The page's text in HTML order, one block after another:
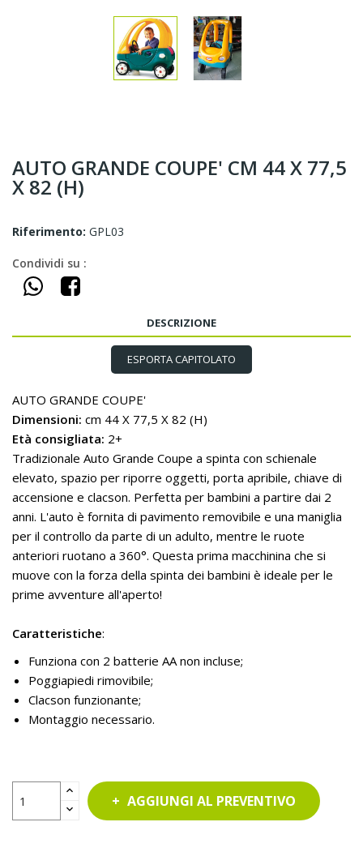
AUTO GRANDE COUPE' CM 44 X 77,5
X 82 (H)
Riferimento: GPL03
Condividi su :
DESCRIZIONE
ESPORTA CAPITOLATO
AUTO GRANDE COUPE'
Dimensioni: cm 44 X 77,5 X 82 (H)
Età consigliata: 2+
Tradizionale Auto Grande Coupe a spinta con schienale
elevato, spazio per riporre oggetti, porta apribile, chiave di
accensione e clacson. Perfetta per bambini a partire dai 2
anni. L'auto è fornita di pavimento removibile e una maniglia
per il controllo da parte di un adulto, mentre le ruote
anteriori ruotano a 360°. Questa prima macchinina che si
muove con la forza della spinta dei bambini è ideale per le
prime avventure all'aperto!
Caratteristiche:
Funziona con 2 batterie AA non incluse;
Poggiapiedi rimovibile;
Clacson funzionante;
Montaggio necessario.
AGGIUNGI AL PREVENTIVO